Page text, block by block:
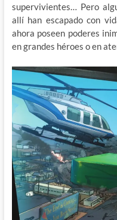
supervivientes… Pero
allí han escapado con
ahora poseen poderes
en grandes héroes o en